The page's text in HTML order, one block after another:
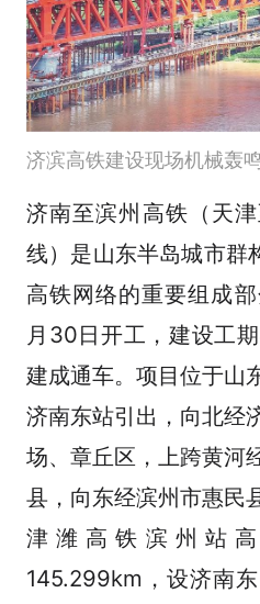
济滨高铁建设现场机械轰
济南至滨州高铁（天
线）是山东半岛城市群
高铁网络的重要组成
月30日开工，建设工
建成通车。项目位于山
济南东站引出，向北经
场、章丘区，上跨黄河
县，向东经滨州市惠民
津潍高铁滨州站
145.299km，设济南东